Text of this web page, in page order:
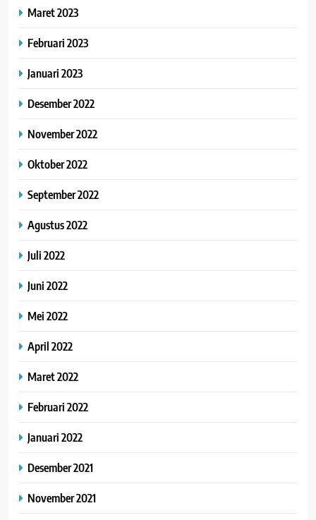
Maret 2023
Februari 2023
Januari 2023
Desember 2022
November 2022
Oktober 2022
September 2022
Agustus 2022
Juli 2022
Juni 2022
Mei 2022
April 2022
Maret 2022
Februari 2022
Januari 2022
Desember 2021
November 2021